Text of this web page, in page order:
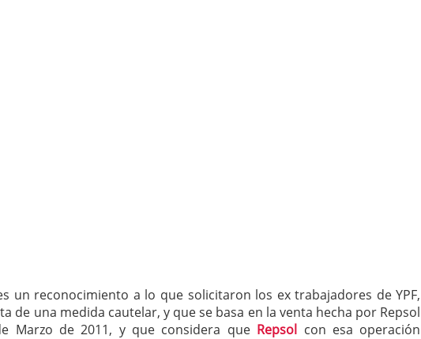
un reconocimiento a lo que solicitaron los ex trabajadores de YPF,
de una medida cautelar, y que se basa en la venta hecha por Repsol
Marzo de 2011, y que considera que Repsol con esa operación